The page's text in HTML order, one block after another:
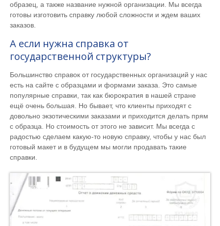
образец, а также название нужной организации. Мы всегда
готовы изготовить справку любой сложности и ждем ваших
заказов.
А если нужна справка от
государственной структуры?
Большинство справок от государственных организаций у нас
есть на сайте с образцами и формами заказа. Это самые
популярные справки, так как бюрократия в нашей стране
ещё очень большая. Но бывает, что клиенты приходят с
довольно экзотическими заказами и приходится делать прям
с образца. Но стоимость от этого не зависит. Мы всегда с
радостью сделаем какую-то новую справку, чтобы у нас был
готовый макет и в будущем мы могли продавать такие
справки.